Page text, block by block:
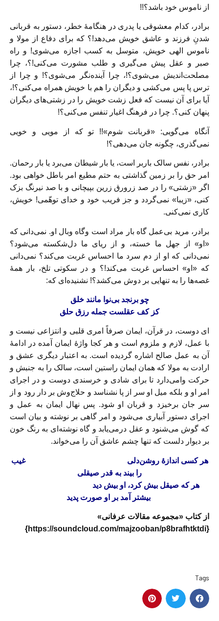
از ناموس خود باشد؟!!
برادر، کدام معشوقی یا پدری در هنگامهٔ خطر، دستور به قربانی
شدنِ فرزند و عاشق خویش می‌دهد!؟ که برای دفاع از مولا و
ناموس الهی خویش، متوسل به کسب اجازه می‌شوی! و راه
صبر و عقل پیش می‌گیری و طلب مشورت می‌کنی!؟، چرا
مصلحت‌اندیش می‌شوی؟!، چرا آینده‌نگر می‌شوی؟! و چرا از
ترس پا پس می‌کشی و دیگران را هم با خویش همراه می‌کنی؟!،
آیا برای آن نیست که فعل زشت خویش را در زشتی‌های دیگران
پنهان کنی؟. چرا در فرهنگ اغیار تنفس می‌کنی؟!
آنگاه می‌گویی: «قربانت شوم»!! تو که از مویی و خویی
نمی‌گذری، چگونه جان می‌دهی؟!
برادر، نفس سالک باربر است، یا بار شیطان می‌برد یا بار رحمان.
امر حق را بر زمین گذاشتی به حتم مطیع امر باطل خواهی بود.
اگر «زشتی» را در صد زرورق زرین بپیچانی و با صد نیرنگ بزک
کنی، «زیبا» نمی‌گردد و جز فریب خود و خدای توهّمی! خویش،
کاری نمی‌کنی.
برادر، مرید بی‌عمل‌ گاه بار مراد است و‌گاه وبال او. نمی‌دانی که
«او» از جهل ما خسته، و از ریای ما دل‌شکسته می‌شود؟
نمی‌دانی که او از دم سرد ما احساس غربت می‌کند؟ نمی‌دانی
که «او» احساس غربت می‌کند!؟ و در سکوتی تلخ، بار همهٔ
غصه‌ها را به تنهایی بر دوش می‌کشد؟! نشنیده‌ای که:
چو برنجد بی‌نوا مانند خلق
کز کف عقلست جمله رزق حلق
ای دوست، در قرآن، ایمان صرفاً امری قلبی و انتزاعی نیست و
با عمل، لازم و ملزوم است و هر کجا واژهٔ ایمان آمده در ادامهٔ
آن به عمل صالح اشاره گردیده است. به اعتبار دیگری عشق و
ارادت به مولا که‌‌ همان ایمان راستین است، سالک را به جنبش و
حرکت وامی‌دارد تا برای شادی و خرسندی دوست و در اجرای
امر او و بلکه میل او سر از پا نشناسد و حلاج‌وش بر دار رود و از
سر جان برخیزد و قربان او شود. پس نهال ایمان به عمل و
اجرای دستور آبیاری می‌شود و امر گاهی بر نوشته و بیان است
که گوش می‌شنود و عقل درمی‌یابد و‌ گاه نوشته‌ای به رنگ خون
بر دیوار دلست که تنها چشم عاشق آن را می‌خواند.
هر کسی اندازهٔ روشن‌دلیغیب
را بیند به قدر صیقلی
هر که صیقل بیش کرد، او بیش دید
بیشتر آمد بر او صورت پدید
از کتاب «مجموعه مقالات عرفانی»
{https://soundcloud.com/majzooban/p8brafhtktdi}
Tags